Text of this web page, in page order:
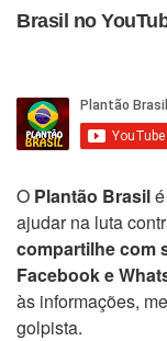
Brasil no
O Plantão Brasil
ajudar na luta
compartilhe com
Facebook e
às informações,
golpista.